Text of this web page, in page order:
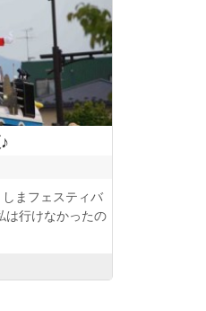
まフェスティバ
は行けなかったの